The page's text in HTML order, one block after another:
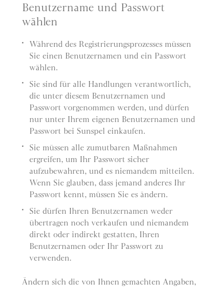
Benutzername und Passwort
wählen
Während des Registrierungsprozesses müssen
Sie einen Benutzernamen und ein Passwort
wählen.
Sie sind für alle Handlungen verantwortlich,
die unter diesem Benutzernamen und
Passwort vorgenommen werden, und dürfen
nur unter Ihrem eigenen Benutzernamen und
Passwort bei Sunspel einkaufen.
Sie müssen alle zumutbaren Maßnahmen
ergreifen, um Ihr Passwort sicher
aufzubewahren, und es niemandem mitteilen.
Wenn Sie glauben, dass jemand anderes Ihr
Passwort kennt, müssen Sie es ändern.
Sie dürfen Ihren Benutzernamen weder
übertragen noch verkaufen und niemandem
direkt oder indirekt gestatten, Ihren
Benutzernamen oder Ihr Passwort zu
verwenden.
Ändern sich die von Ihnen gemachten Angaben,